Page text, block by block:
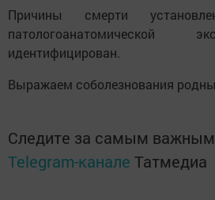
Причины смерти
патологоанатомической
идентифицирован.
Выражаем соболезнования
Следите за самым
Telegram-канале Татмедиа